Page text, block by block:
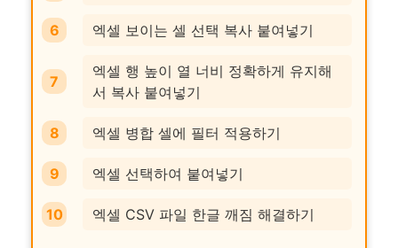
엑셀 보이는 셀 선택 복사 붙여넣기
엑셀 행 높이 열 너비 정확하게 유지해
서 복사 붙여넣기
엑셀 병합 셀에 필터 적용하기
엑셀 선택하여 붙여넣기
엑셀 CSV 파일 한글 깨짐 해결하기